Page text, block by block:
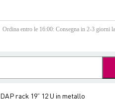
Ordina entro le 16:00: Consegna in 2-3 giorni
DAP rack 19” 12 U in metallo